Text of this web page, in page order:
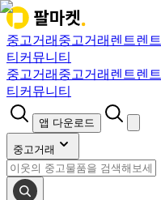
중고거래 중고거래 렌트렌트
티 커뮤니티
중고거래 중고거래 렌트렌트
티 커뮤니티
앱 다운로드
중고거래